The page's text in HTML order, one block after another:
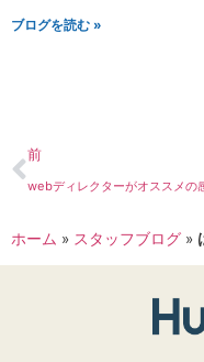
ブログを読む »
前
ホーム » スタッフブログ »